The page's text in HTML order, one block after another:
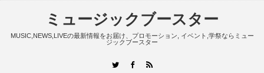
ミュージックブースター
MUSIC,NEWS,LIVEの最新情報をお届け、プロモーション, イベント,学祭ならミュー
ジックブースター
TwitterFacebook